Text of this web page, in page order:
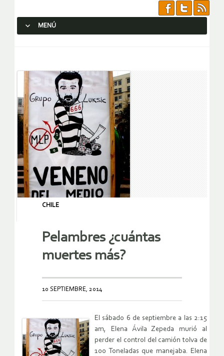
MENÚ
CHILE
Pelambres ¿cuántas
muertes más?
10 SEPTIEMBRE, 2014
El sábado 6 de septiembre a las 2:15
am, Elena Ávila Zepeda murió al
perder el control del camión tolva de
100 Toneladas que manejaba. Elena